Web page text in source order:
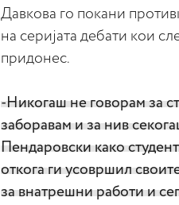
Давкова го покани
на серијата дебати кои
придонес.
-Никогаш не говорам за
заборавам и за нив
Пендаровски како
откога ги усовршил
за внатрешни работи и